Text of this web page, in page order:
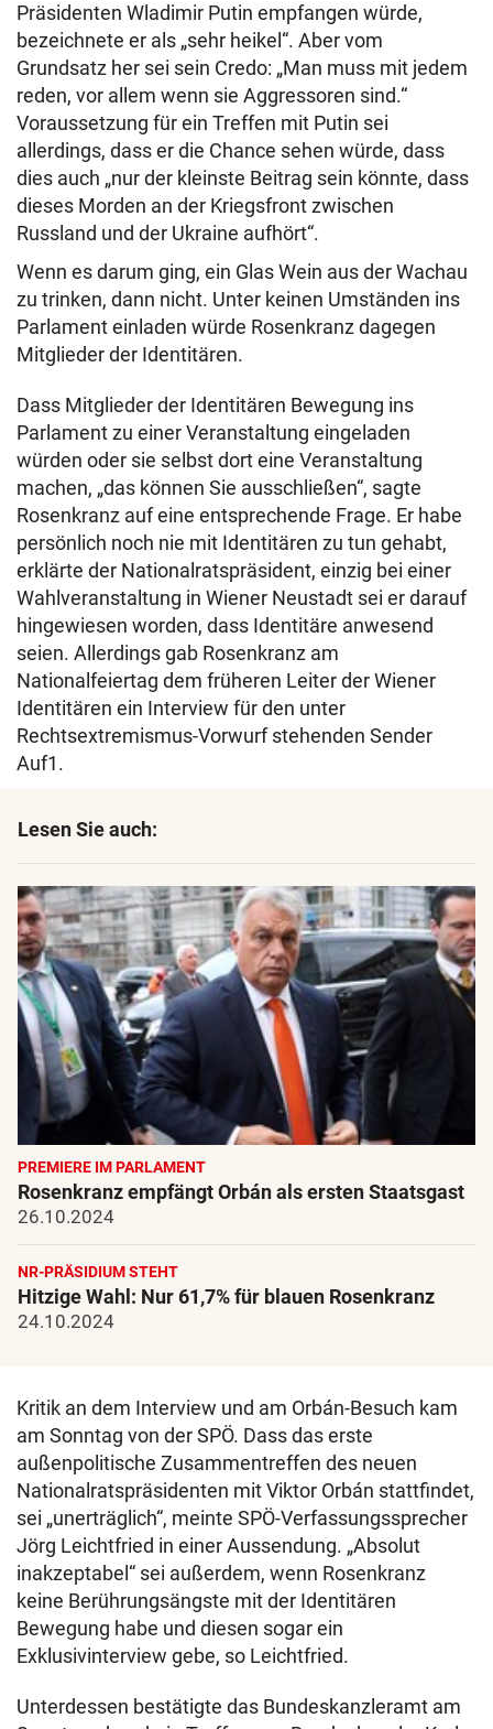
Präsidenten Wladimir Putin empfangen würde,
bezeichnete er als „sehr heikel“. Aber vom
Grundsatz her sei sein Credo: „Man muss mit jedem
reden, vor allem wenn sie Aggressoren sind.“
Voraussetzung für ein Treffen mit Putin sei
allerdings, dass er die Chance sehen würde, dass
dies auch „nur der kleinste Beitrag sein könnte, dass
dieses Morden an der Kriegsfront zwischen
Russland und der Ukraine aufhört“.
Wenn es darum ging, ein Glas Wein aus der Wachau
zu trinken, dann nicht. Unter keinen Umständen ins
Parlament einladen würde Rosenkranz dagegen
Mitglieder der Identitären.
Dass Mitglieder der Identitären Bewegung ins
Parlament zu einer Veranstaltung eingeladen
würden oder sie selbst dort eine Veranstaltung
machen, „das können Sie ausschließen“, sagte
Rosenkranz auf eine entsprechende Frage. Er habe
persönlich noch nie mit Identitären zu tun gehabt,
erklärte der Nationalratspräsident, einzig bei einer
Wahlveranstaltung in Wiener Neustadt sei er darauf
hingewiesen worden, dass Identitäre anwesend
seien. Allerdings gab Rosenkranz am
Nationalfeiertag dem früheren Leiter der Wiener
Identitären ein Interview für den unter
Rechtsextremismus-Vorwurf stehenden Sender
Auf1.
Lesen Sie auch:
PREMIERE IM PARLAMENT
Rosenkranz empfängt Orbán als ersten Staatsgast
26.10.2024
NR-PRÄSIDIUM STEHT
Hitzige Wahl: Nur 61,7% für blauen Rosenkranz
24.10.2024
Kritik an dem Interview und am Orbán-Besuch kam
am Sonntag von der SPÖ. Dass das erste
außenpolitische Zusammentreffen des neuen
Nationalratspräsidenten mit Viktor Orbán stattfindet,
sei „unerträglich“, meinte SPÖ-Verfassungssprecher
Jörg Leichtfried in einer Aussendung. „Absolut
inakzeptabel“ sei außerdem, wenn Rosenkranz
keine Berührungsängste mit der Identitären
Bewegung habe und diesen sogar ein
Exklusivinterview gebe, so Leichtfried.
Unterdessen bestätigte das Bundeskanzleramt am